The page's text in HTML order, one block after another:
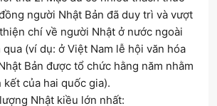
người Nhật Bản đã duy trì và vượt
chí về người Nhật ở nước ngoài
(ví dụ: ở Việt Nam lễ hội văn hóa
Bản được tổ chức hằng năm nhằm
của hai quốc gia).
Nhật kiều lớn nhất: